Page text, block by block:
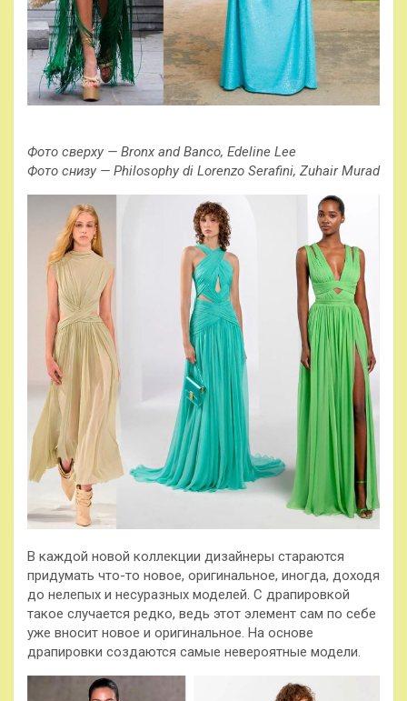
Фото сверху — Bronx and Banco, Edeline Lee
Фото снизу — Philosophy di Lorenzo Serafini, Zuhair Murad
В каждой новой коллекции дизайнеры стараются
придумать что-то новое, оригинальное, иногда, доходя
до нелепых и несуразных моделей. С драпировкой
такое случается редко, ведь этот элемент сам по себе
уже вносит новое и оригинальное. На основе
драпировки создаются самые невероятные модели.